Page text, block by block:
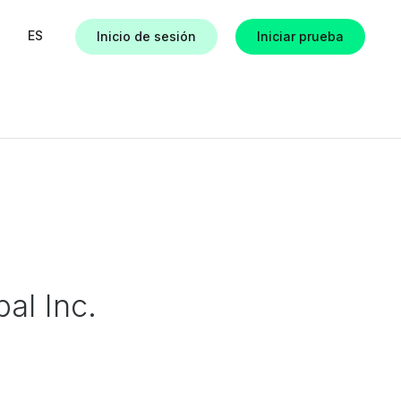
ES Inicio de sesión Iniciar prueba
Inc.